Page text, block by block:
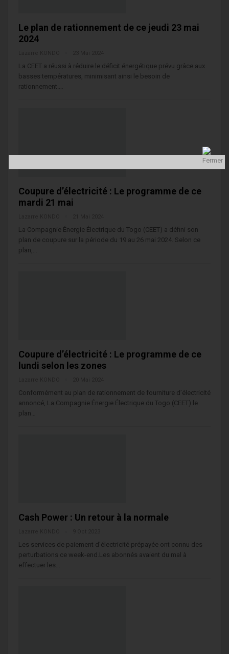
Le plan de rationnement de ce jeudi 23 mai
2024
La CEET a réussi à réduire le déficit énergétique prévu grâce aux
basses températures, minimisant ainsi le besoin de
rationnement.…
Coupure d’électricité : Le programme de ce
mardi 21 mai
La Compagnie Énergie Électrique du Togo (CEET) a défini son
plan de coupure sur la période du 19 au 26 mai 2024. Selon ce
plan,…
Coupure d’électricité : Le programme de ce
lundi selon les zones
Conformément au plan de rationnement de fourniture d’électricité
annoncé, La Compagnie Énergie Électrique du Togo (CEET) le
plan…
Cash Power : Un retour à la normale
Les services de paiement d'électricité prépayée ont connu des
perturbations ce week-end.Les abonnés avaient du mal à
effectuer les…